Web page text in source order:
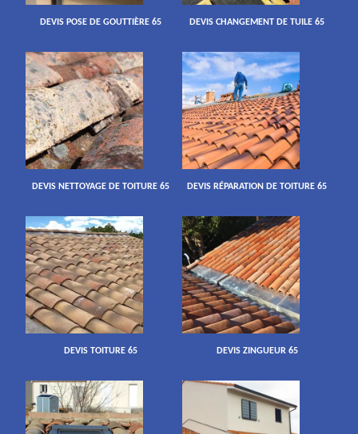
DEVIS POSE DE GOUTTIÈRE 65 DEVIS CHANGEMENT DE TUILE 65
DEVIS NETTOYAGE DE TOITURE 65 DEVIS RÉPARATION DE TOITURE 65
DEVIS TOITURE 65 DEVIS ZINGUEUR 65